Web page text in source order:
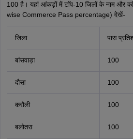
100 है। यहां आंकड़ों में टाॅप-10 जिलों के नाम और
wise Commerce Pass percentage) देखें-
जिला पास
बांसवाड़ा 100
दौसा 100
करौली 100
बलोतरा 100